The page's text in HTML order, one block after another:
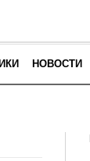
НОВОСТИ